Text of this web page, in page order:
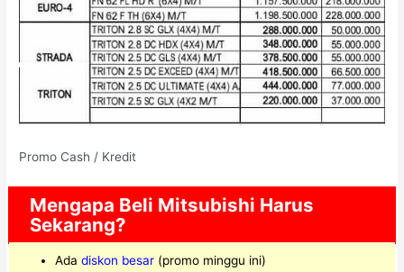
Promo Cash / Kredit
Mengapa Beli Mitsubishi Harus
Sekarang?
Ada diskon besar(promo minggu ini)